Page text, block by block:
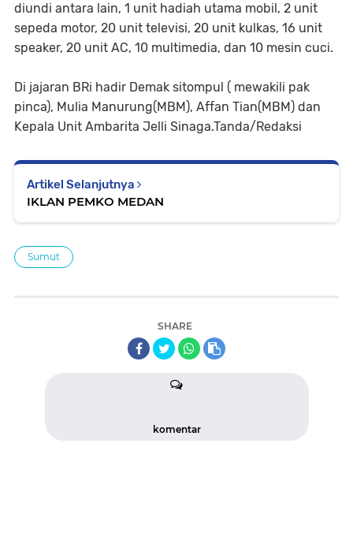
diundi antara lain, 1 unit hadiah utama mobil, 2 unit
sepeda motor, 20 unit televisi, 20 unit kulkas, 16 unit
speaker, 20 unit AC, 10 multimedia, dan 10 mesin cuci.
Di jajaran BRi hadir Demak sitompul ( mewakili pak
pinca), Mulia Manurung(MBM), Affan Tian(MBM) dan
Kepala Unit Ambarita Jelli Sinaga.Tanda/Redaksi
Artikel Selanjutnya
IKLAN PEMKO MEDAN
Sumut
SHARE
komentar